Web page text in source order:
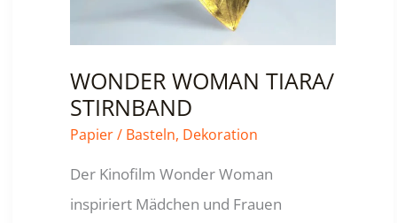
WONDER WOMAN TIARA/
STIRNBAND
Papier/ Basteln, Dekoration
Der Kinofilm Wonder Woman
inspiriert Mädchen und Frauen